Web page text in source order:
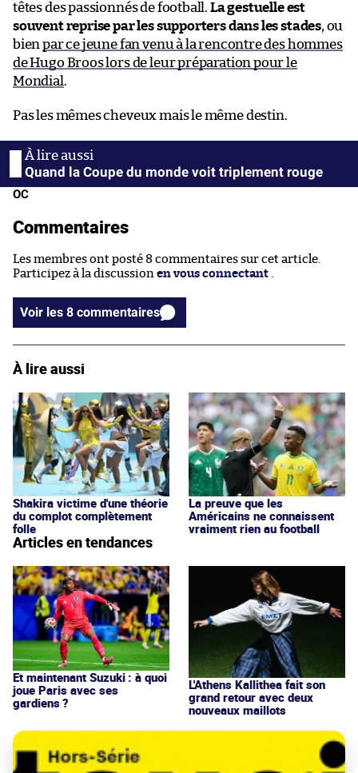
têtes des passionnés de football. La gestuelle est
souvent reprise par les supporters dans les stades, ou
bienpar ce jeune fan venu à la rencontre des hommes
de Hugo Broos lors de leur préparation pour le
Mondial.
Pas les mêmes cheveux mais le même destin.
Quand la Coupe du monde voit triplement rouge
OC
Commentaires
Les membres ont posté 8 commentaires sur cet article.
Participez à la discussion en vous connectant .
Voir les 8 commentaires
À lire aussi
Shakira victime d'une théorie
du complot complètement
folle
La preuve que les
Américains ne connaissent
vraiment rien au football
Articles en tendances
Et maintenant Suzuki : à quoi
joue Paris avec ses
gardiens ?
L'Athens Kallithea fait son
grand retour avec deux
nouveaux maillots